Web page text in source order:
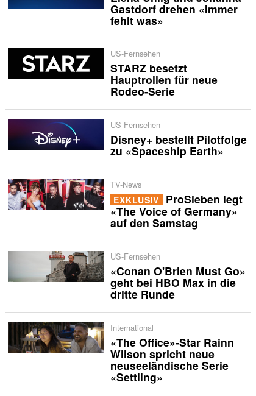
Gastdorf drehen «Immer
fehlt was»
US-Fernsehen
STARZ besetzt
Hauptrollen für neue
Rodeo-Serie
US-Fernsehen
Disney+ bestellt Pilotfolge
zu «Spaceship Earth»
TV-News
EXKLUSIV ProSieben legt
«The Voice of Germany»
auf den Samstag
US-Fernsehen
«Conan O'Brien Must Go»
geht bei HBO Max in die
dritte Runde
International
«The Office»-Star Rainn
Wilson spricht neue
neuseeländische Serie
«Settling»